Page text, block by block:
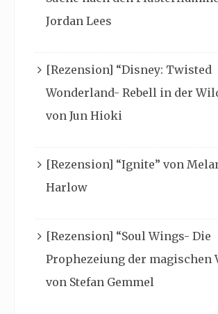
Jordan Lees
[Rezension] “Disney: Twisted
Wonderland- Rebell in der
von Jun Hioki
[Rezension] “Ignite” von
Harlow
[Rezension] “Soul Wings- Die
Prophezeiung der magischen
von Stefan Gemmel